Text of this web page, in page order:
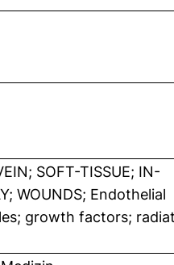
SOFT-TISSUE; IN-
WOUNDS; Endothelial
growth factors;